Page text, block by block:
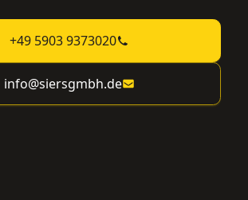
+49 5903 9373020
info@siersgmbh.de